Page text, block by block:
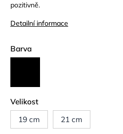
pozitivně.
Detailní informace
Barva
Velikost
19 cm
21 cm